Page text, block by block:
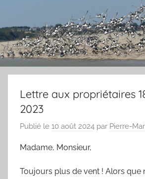
Lettre aux propriétaires
2023
Publié le 10 août 2024 par Pierre-
Madame, Monsieur,
Toujours plus de vent ! Alors que